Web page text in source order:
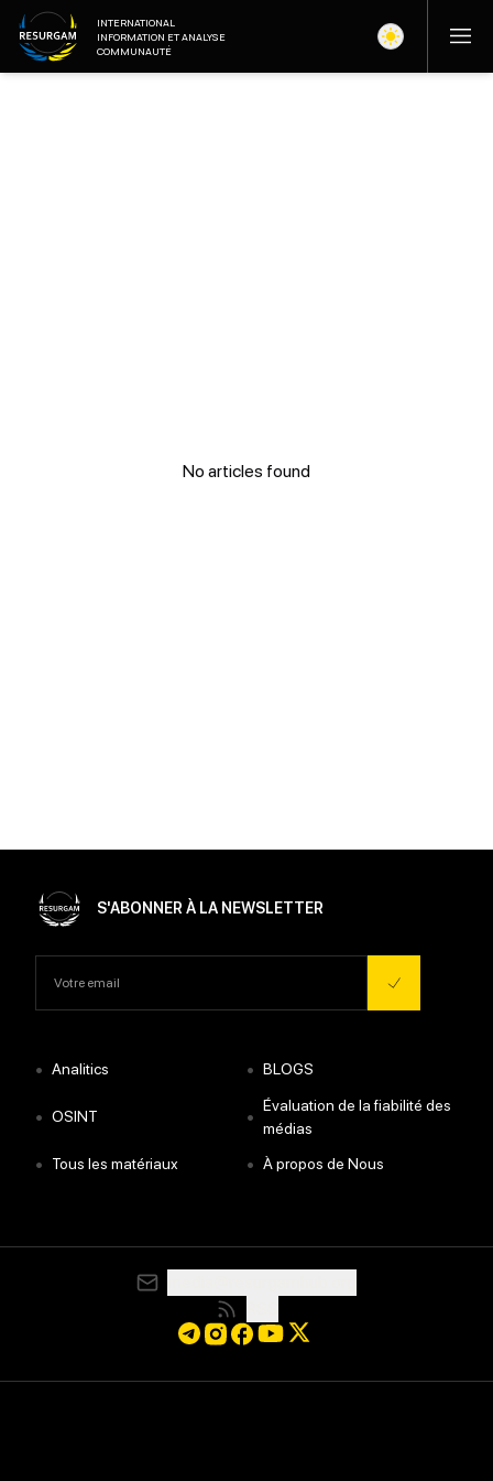
INTERNATIONAL
INFORMATION ET ANALYSE
COMMUNAUTÉ
No articles found
S'ABONNER À LA NEWSLETTER
• Analitics • BLOGS
• OSINT •
Évaluation de la fiabilité des
médias
• Tous les matériaux • À propos de Nous